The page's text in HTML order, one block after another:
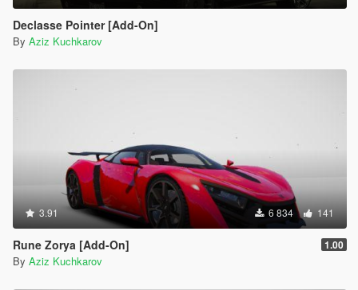
Declasse Pointer [Add-On]
By Aziz Kuchkarov
3.91 6 834 141
Rune Zorya [Add-On] 1.00
By Aziz Kuchkarov